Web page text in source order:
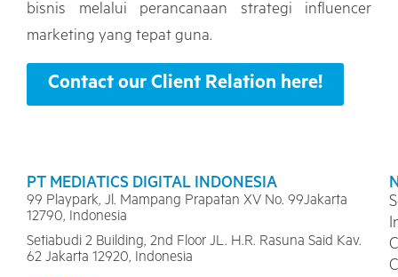
bisnis melalui perancanaan strategi influencer
marketing yang tepat guna.
Contact our Client Relation here!
PT MEDIATICS DIGITAL INDONESIA
99 Playpark, Jl. Mampang Prapatan XV No. 99Jakarta
12790, Indonesia
Setiabudi 2 Building, 2nd Floor JL. H.R. Rasuna Said Kav.
62 Jakarta 12920, Indonesia